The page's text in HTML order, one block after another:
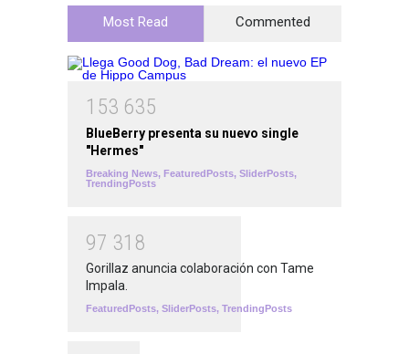
Most Read Commented
1 53 635
BlueBerry presenta su nuevo single
"Hermes"
Breaking News, FeaturedPosts, SliderPosts,
TrendingPosts
97 31 8
Gorillaz anuncia colaboración con Tame
Impala.
FeaturedPosts, SliderPosts, TrendingPosts